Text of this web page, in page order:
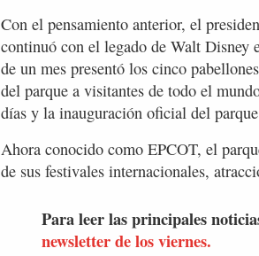
Con el pensamiento anterior, el
continuó con el legado de Walt Disney
de un mes presentó los cinco
del parque a visitantes de todo el
días y la inauguración oficial del
Ahora conocido como EPCOT, el
de sus festivales internacionales,
Para leer las principales
newsletter de los viernes.